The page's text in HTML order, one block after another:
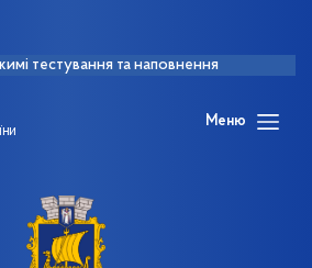
тестування та наповнення
Меню